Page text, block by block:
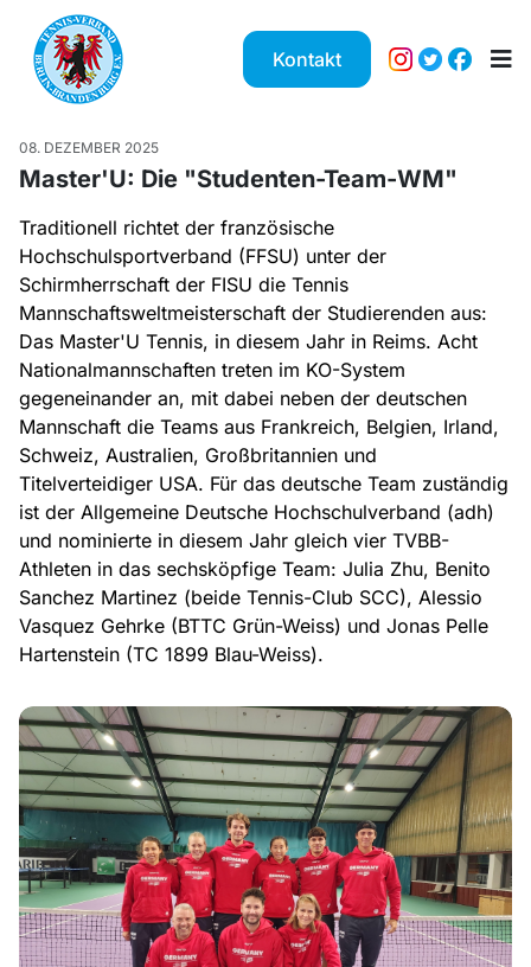
Kontakt
08. DEZEMBER 2025
Master'U: Die "Studenten-Team-WM"
Traditionell richtet der französische
Hochschulsportverband (FFSU) unter der
Schirmherrschaft der FISU die Tennis
Mannschaftsweltmeisterschaft der Studierenden aus:
Das Master'U Tennis, in diesem Jahr in Reims. Acht
Nationalmannschaften treten im KO-System
gegeneinander an, mit dabei neben der deutschen
Mannschaft die Teams aus Frankreich, Belgien, Irland,
Schweiz, Australien, Großbritannien und
Titelverteidiger USA. Für das deutsche Team zuständig
ist der Allgemeine Deutsche Hochschulverband (adh)
und nominierte in diesem Jahr gleich vier TVBB-
Athleten in das sechsköpfige Team: Julia Zhu, Benito
Sanchez Martinez (beide Tennis-Club SCC), Alessio
Vasquez Gehrke (BTTC Grün-Weiss) und Jonas Pelle
Hartenstein (TC 1899 Blau-Weiss).